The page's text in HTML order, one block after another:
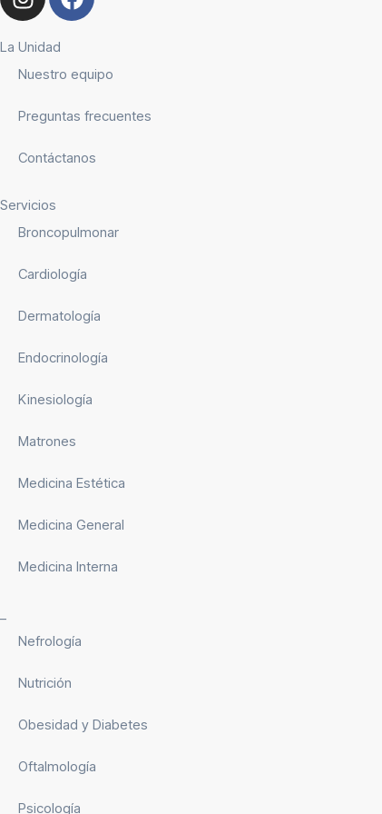
La Unidad
Nuestro equipo
Preguntas frecuentes
Contáctanos
Servicios
Broncopulmonar
Cardiología
Dermatología
Endocrinología
Kinesiología
Matrones
Medicina Estética
Medicina General
Medicina Interna
Nefrología
Nutrición
Obesidad y Diabetes
Oftalmología
Psicología